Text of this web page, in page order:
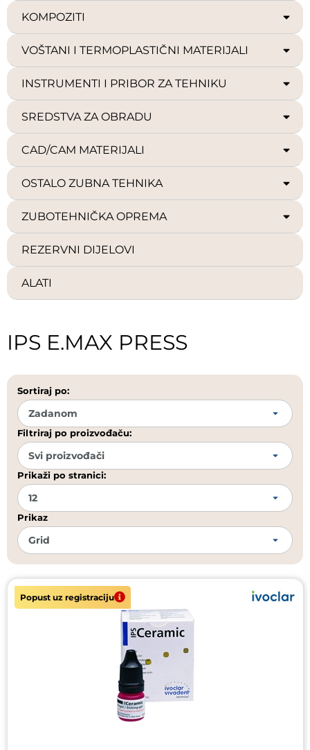
KOMPOZITI
VOŠTANI I TERMOPLASTIČNI MATERIJALI
INSTRUMENTI I PRIBOR ZA TEHNIKU
SREDSTVA ZA OBRADU
CAD/CAM MATERIJALI
OSTALO ZUBNA TEHNIKA
ZUBOTEHNIČKA OPREMA
REZERVNI DIJELOVI
ALATI
IPS E.MAX PRESS
Sortiraj po:
Filtriraj po proizvođaču:
Prikaži po stranici:
Prikaz
Popust uz registraciju